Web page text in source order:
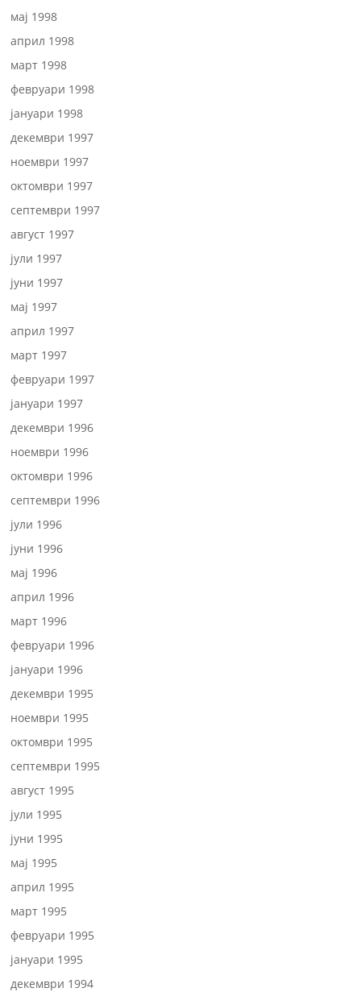
мај 1998
април 1998
март 1998
февруари 1998
јануари 1998
декември 1997
ноември 1997
октомври 1997
септември 1997
август 1997
јули 1997
јуни 1997
мај 1997
април 1997
март 1997
февруари 1997
јануари 1997
декември 1996
ноември 1996
октомври 1996
септември 1996
јули 1996
јуни 1996
мај 1996
април 1996
март 1996
февруари 1996
јануари 1996
декември 1995
ноември 1995
октомври 1995
септември 1995
август 1995
јули 1995
јуни 1995
мај 1995
април 1995
март 1995
февруари 1995
јануари 1995
декември 1994